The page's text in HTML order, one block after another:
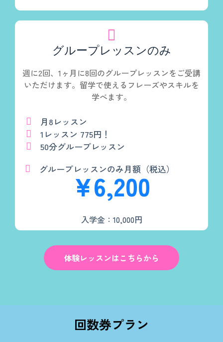
グループレッスンのみ
週に2回、1ヶ月に8回のグループレッスンをご受講
いただけます。留学で使えるフレーズやスキルを
学べます。
月8レッスン
1レッスン 775円！
50分グループレッスン
グループレッスンのみ月額（税込）
¥6,200
入学金：10,000円
体験レッスンはこちらから
回数券プラン